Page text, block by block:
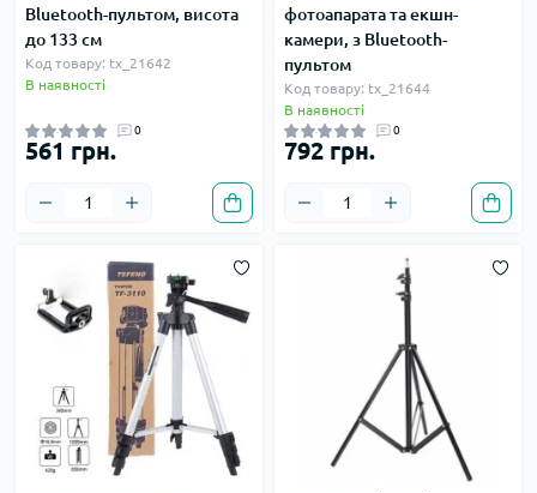
Bluetooth-пультом, висота
до 133 см
Код товару: tx_21642
В наявності
0
561 грн.
фотоапарата та екшн-
камери, з Bluetooth-
пультом
Код товару: tx_21644
В наявності
0
792 грн.